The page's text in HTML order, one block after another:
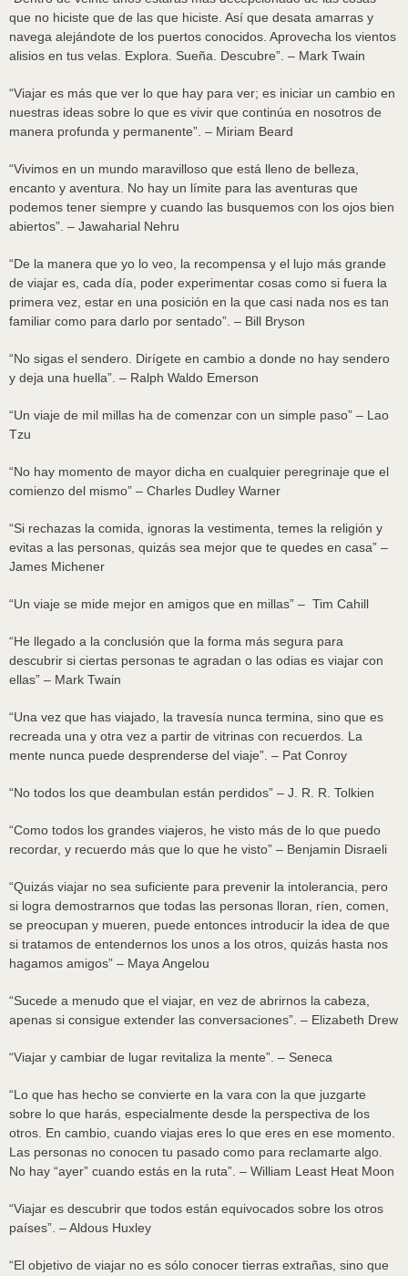
que no hiciste que de las que hiciste. Así que desata amarras y
navega alejándote de los puertos conocidos. Aprovecha los vientos
alisios en tus velas. Explora. Sueña. Descubre”. – Mark Twain
“Viajar es más que ver lo que hay para ver; es iniciar un cambio en
nuestras ideas sobre lo que es vivir que continúa en nosotros de
manera profunda y permanente”. – Miriam Beard
“Vivimos en un mundo maravilloso que está lleno de belleza,
encanto y aventura. No hay un límite para las aventuras que
podemos tener siempre y cuando las busquemos con los ojos bien
abiertos”. – Jawaharial Nehru
“De la manera que yo lo veo, la recompensa y el lujo más grande
de viajar es, cada día, poder experimentar cosas como si fuera la
primera vez, estar en una posición en la que casi nada nos es tan
familiar como para darlo por sentado”. – Bill Bryson
“No sigas el sendero. Dirígete en cambio a donde no hay sendero
y deja una huella”. – Ralph Waldo Emerson
“Un viaje de mil millas ha de comenzar con un simple paso” – Lao
Tzu
“No hay momento de mayor dicha en cualquier peregrinaje que el
comienzo del mismo” – Charles Dudley Warner
“Si rechazas la comida, ignoras la vestimenta, temes la religión y
evitas a las personas, quizás sea mejor que te quedes en casa” –
James Michener
“Un viaje se mide mejor en amigos que en millas” – Tim Cahill
“He llegado a la conclusión que la forma más segura para
descubrir si ciertas personas te agradan o las odias es viajar con
ellas” – Mark Twain
“Una vez que has viajado, la travesía nunca termina, sino que es
recreada una y otra vez a partir de vitrinas con recuerdos. La
mente nunca puede desprenderse del viaje”. – Pat Conroy
“No todos los que deambulan están perdidos” – J. R. R. Tolkien
“Como todos los grandes viajeros, he visto más de lo que puedo
recordar, y recuerdo más que lo que he visto” – Benjamin Disraeli
“Quizás viajar no sea suficiente para prevenir la intolerancia, pero
si logra demostrarnos que todas las personas lloran, ríen, comen,
se preocupan y mueren, puede entonces introducir la idea de que
si tratamos de entendernos los unos a los otros, quizás hasta nos
hagamos amigos” – Maya Angelou
“Sucede a menudo que el viajar, en vez de abrirnos la cabeza,
apenas si consigue extender las conversaciones”. – Elizabeth Drew
“Viajar y cambiar de lugar revitaliza la mente”. – Seneca
“Lo que has hecho se convierte en la vara con la que juzgarte
sobre lo que harás, especialmente desde la perspectiva de los
otros. En cambio, cuando viajas eres lo que eres en ese momento.
Las personas no conocen tu pasado como para reclamarte algo.
No hay “ayer” cuando estás en la ruta”. – William Least Heat Moon
“Viajar es descubrir que todos están equivocados sobre los otros
países”. – Aldous Huxley
“El objetivo de viajar no es sólo conocer tierras extrañas, sino que